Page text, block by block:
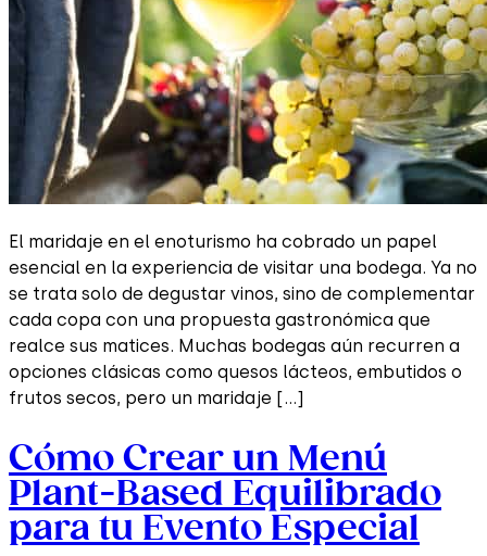
El maridaje en el enoturismo ha cobrado un papel
esencial en la experiencia de visitar una bodega. Ya no
se trata solo de degustar vinos, sino de complementar
cada copa con una propuesta gastronómica que
realce sus matices. Muchas bodegas aún recurren a
opciones clásicas como quesos lácteos, embutidos o
frutos secos, pero un maridaje […]
Cómo Crear un Menú
Plant-Based Equilibrado
para tu Evento Especial